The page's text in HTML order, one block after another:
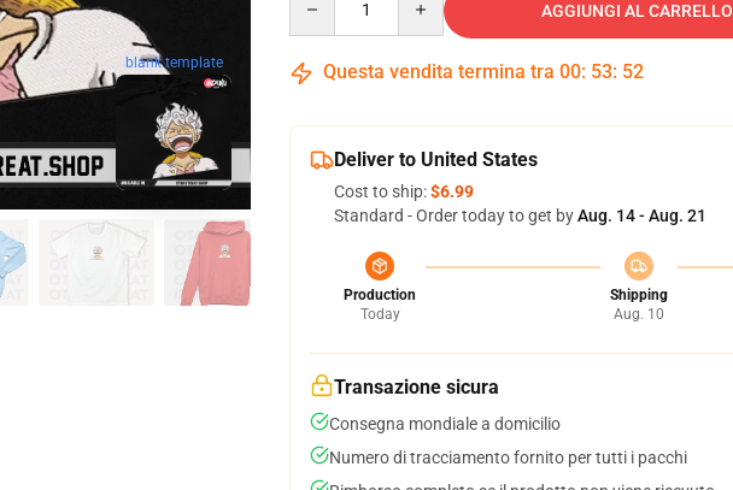
blank template
AGGIUNGI AL CARRELLO
Questa vendita termina tra 00: 53: 51
Deliver to United States
Cost to ship:$6.99
Standard - Order today to get byAug. 14 - Aug. 21
Production
Today
Shipping
Aug. 10
Transazione sicura
Consegna mondiale a domicilio
Numero di tracciamento fornito per tutti i pacchi